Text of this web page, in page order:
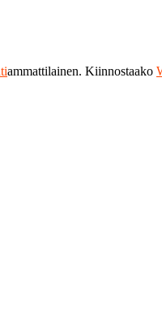
ammattilainen. Kiinnostaako